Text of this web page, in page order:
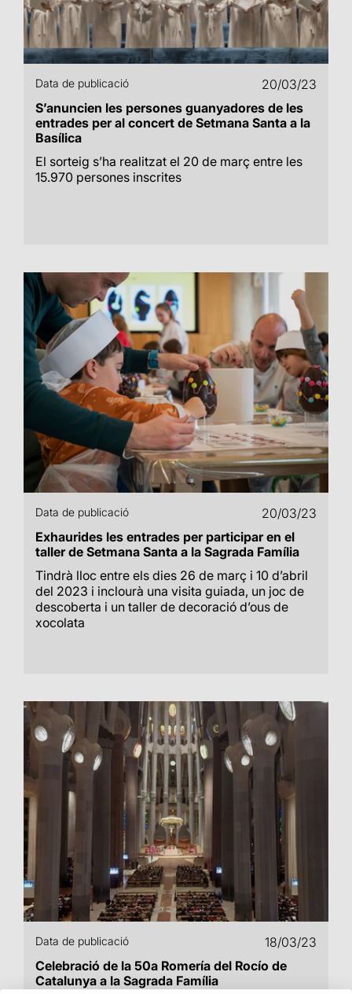
Data de publicació
20/03/23
S’anuncien les persones guanyadores de les
entrades per al concert de Setmana Santa a la
Basílica
El sorteig s’ha realitzat el 20 de març entre les
15.970 persones inscrites
Data de publicació
20/03/23
Exhaurides les entrades per participar en el
taller de Setmana Santa a la Sagrada Família
Tindrà lloc entre els dies 26 de març i 10 d’abril
del 2023 i inclourà una visita guiada, un joc de
descoberta i un taller de decoració d’ous de
xocolata
Data de publicació
18/03/23
Celebració de la 50a Romería del Rocío de
Catalunya a la Sagrada Família